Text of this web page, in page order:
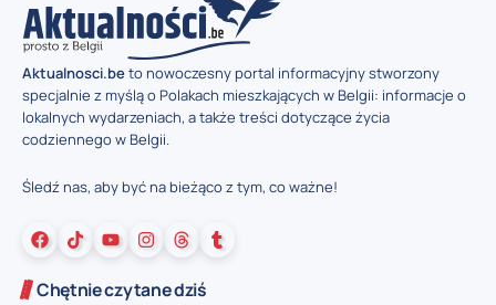
Aktualnosci.beto nowoczesny portal informacyjny stworzony
specjalnie z myślą o Polakach mieszkających w Belgii: informacje o
lokalnych wydarzeniach, a także treści dotyczące życia
codziennego w Belgii.
Śledź nas, aby być na bieżąco z tym, co ważne!
Chętnie czytane dziś